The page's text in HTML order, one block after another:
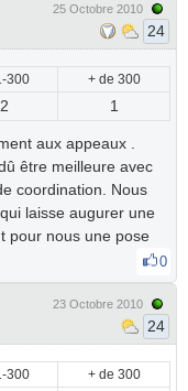
25 Octobre 2010
24
300 + de 300
2 1
aux appeaux .
être meilleure avec
coordination. Nous
laisse augurer une
pour nous une pose
0
23 Octobre 2010
24
300 + de 300